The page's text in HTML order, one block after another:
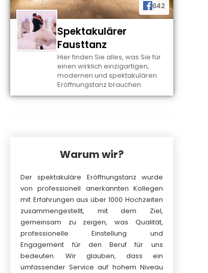
642
Spektakulärer
Fausttanz
Hier finden Sie alles, was Sie für
einen wirklich einzigartigen,
modernen und spektakulären
Eröffnungstanz brauchen
Warum wir?
Der spektakuläre Eröffnungstanz wurde
von professionell anerkannten Kollegen
mit Erfahrungen aus über 1000 Hochzeiten
zusammengestellt, mit dem Ziel,
gemeinsam zu zeigen, was Qualität,
professionelle Einstellung und
Engagement für den Beruf für uns
bedeuten. Wir glauben, dass ein
umfassender Service auf hohem Niveau